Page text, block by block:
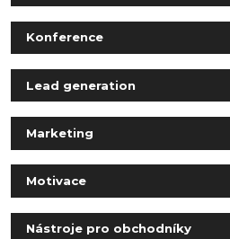
Konference
Lead generation
Marketing
Motivace
Nástroje pro obchodníky